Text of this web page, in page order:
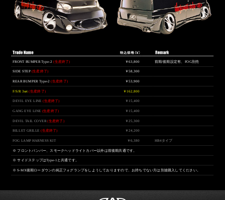
FRONT BUMPER Type-2 (生産終了) ￥63,800 前期/後期設定有、FOG別売
SIDE STEP (生産終了) ￥58,300
REAR BUMPER Type-2 (生産終了) ￥53,900
F/S/R 3set (生産終了) ￥162,800
DEVIL EYE LINE (生産終了) ￥15,400
GANG EYE LINE (生産終了) ￥15,400
DEVIL TAIL COVER (生産終了) ￥25,300
BILLET GRILLE (生産終了) ￥24,200
FOG LAMP HARNESS KIT ￥6,380 HB4タイプ
※ フロントバンパー、スモークヘッドライトカバー以外は前後期共通です。
※ サイドステップはType-1と共通です。
※ S-MX後期ローダウンの純正フォグランプをしようしておりますので、お持ちでない方は別途購入してください。